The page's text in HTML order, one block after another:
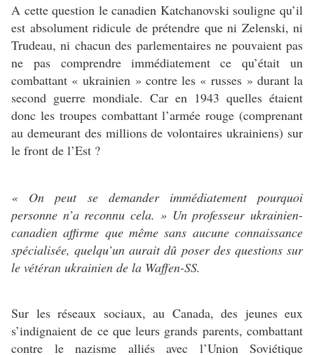
A cette question le canadien Katchanovski souligne qu’il
est absolument ridicule de prétendre que ni Zelenski, ni
Trudeau, ni chacun des parlementaires ne pouvaient pas
ne pas comprendre immédiatement ce qu’était un
combattant « ukrainien » contre les « russes » durant la
second guerre mondiale. Car en 1943 quelles étaient
donc les troupes combattant l’armée rouge (comprenant
au demeurant des millions de volontaires ukrainiens) sur
le front de l’Est ?
« On peut se demander immédiatement pourquoi
personne n’a reconnu cela. » Un professeur ukrainien-
canadien affirme que même sans aucune connaissance
spécialisée, quelqu’un aurait dû poser des questions sur
le vétéran ukrainien de la Waffen-SS.
Sur les réseaux sociaux, au Canada, des jeunes eux
s’indignaient de ce que leurs grands parents, combattant
contre le nazisme alliés avec l’Union Soviétique